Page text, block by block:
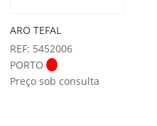
ARO TEFAL
REF: 5452006
PORTO
Preço sob consulta